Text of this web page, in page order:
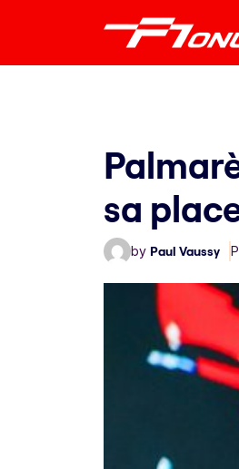
sa
by Paul Vaussy